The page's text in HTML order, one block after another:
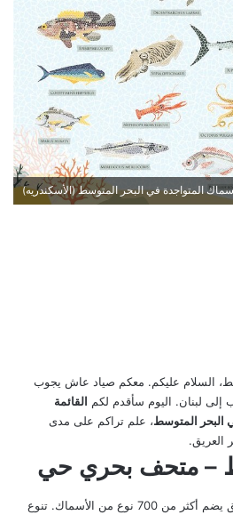
المتواجدة في البحر المتوسط (الأسكندريه)
السلام عليكم. معكم صياد عاش يجوب
لبنان. اليوم سأقدم لكم القائمة
البحر المتوسط، علم تراكم على مدى
العريق.
– متحف بحري حي
البحر المتوسط بحر شبه مغلق يضم أكثر من 700 نوع من الأسماك. تنوع